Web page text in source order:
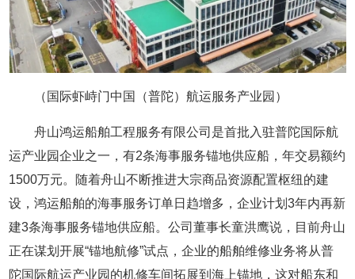
（国际虾峙门中国（普陀）航运服务产业园）
舟山鸿运船舶工程服务有限公司是首批入驻普陀国际航
运产业园企业之一，有2条海事服务锚地供应船，年交易额约
1500万元。随着舟山不断推进大宗商品资源配置枢纽的建
设，鸿运船舶的海事服务订单日趋增多，企业计划3年内再新
建3条海事服务锚地供应船。公司董事长童洪鹰说，目前舟山
正在谋划开展“锚地航修”试点，企业的船舶维修业务将从普
陀国际航运产业园的机修车间拓展到海上锚地，这对船东和